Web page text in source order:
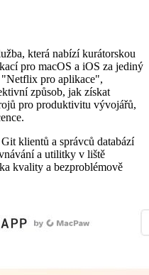
která nabízí kurátorskou
pro macOS a iOS za jediný
"Netflix pro aplikace",
způsob, jak získat
pro produktivitu vývojářů,
klientů a správců databází
a utilitky v liště
kvality a bezproblémově